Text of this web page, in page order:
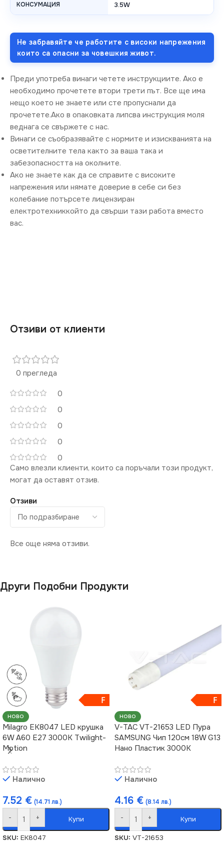
КОНСУМАЦИЯ 3.5W
Не забравяйте че работите с високи напрежения
които са опасни за човешкия живот.
Преди употреба винаги четете инструкциите. Ако е
необходимо прочетете втори трети път. Все ще има
нещо което не знаете или сте пропуснали да
прочетете.Ако в опаковката липсва инструкция моля
веднага се свържете с нас.
Винаги се съобразявайте с нормите и изискванията на
осветителните тела както за ваша така и
забезопасността на околните.
Ако не знаете как да се справите с високите
напрежения или нямате доверие в себе си без
колебание потърсете лицензиран
електротехниккойто да свърши тази работа вместо
вас.
Отзиви от клиенти
0 прегледа
0
0
0
0
0
Отзиви
Все още няма отзиви.
Само влезли клиенти, които са поръчали този продукт,
могат да оставят отзив.
Други Подобни Продукти
F
НОВО
Milagro EK8047 LED крушка
6W A60 E27 3000K Twilight-
Motion
Налично
7.52 € (14.71 лв.)
- + Купи
SKU: EK8047
F
НОВО
V-TAC VT-21653 LED Пура
SAMSUNG Чип 120см 18W G13
Нано Пластик 3000К
Налично
4.16 € (8.14 лв.)
- + Купи
SKU: VT-21653